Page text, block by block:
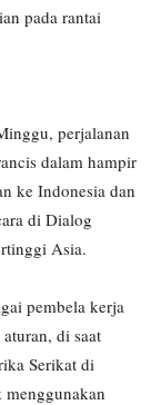
pada rantai
perjalanan
dalam hampir
ke Indonesia dan
di Dialog
Asia.
pembela kerja
di saat
Serikat di